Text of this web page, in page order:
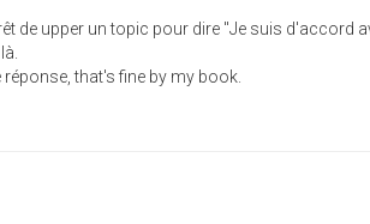
de upper un topic pour dire "Je suis d'accord
that's fine by my book.